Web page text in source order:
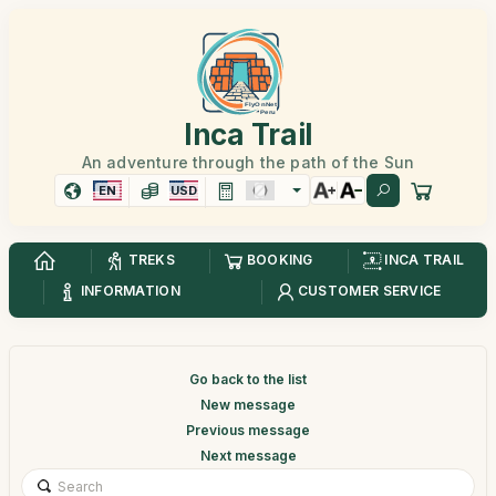
Inca Trail
An adventure through the path of the Sun
EN USD
TREKS BOOKING
INCA TRAIL
INFORMATION
CUSTOMER SERVICE
Go back to the list
New message
Previous message
Next message